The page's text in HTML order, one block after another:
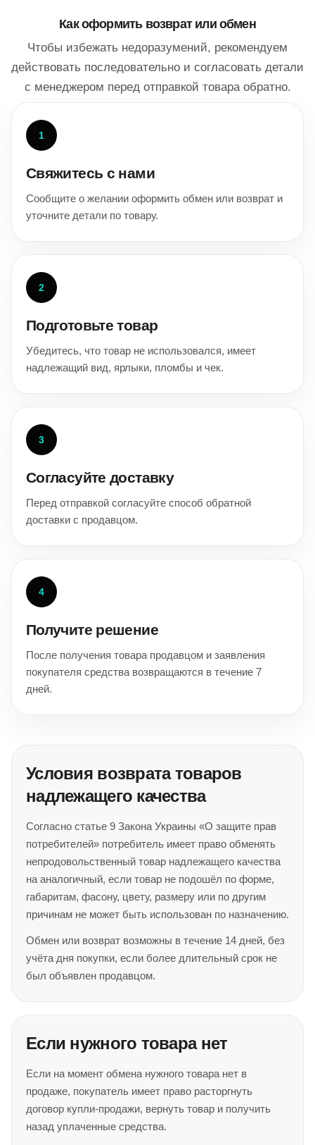
Как оформить возврат или обмен
Чтобы избежать недоразумений, рекомендуем
действовать последовательно и согласовать детали
с менеджером перед отправкой товара обратно.
1
Свяжитесь с нами
Сообщите о желании оформить обмен или возврат и
уточните детали по товару.
2
Подготовьте товар
Убедитесь, что товар не использовался, имеет
надлежащий вид, ярлыки, пломбы и чек.
3
Согласуйте доставку
Перед отправкой согласуйте способ обратной
доставки с продавцом.
4
Получите решение
После получения товара продавцом и заявления
покупателя средства возвращаются в течение 7
дней.
Условия возврата товаров
надлежащего качества
Согласно статье 9 Закона Украины «О защите прав
потребителей» потребитель имеет право обменять
непродовольственный товар надлежащего качества
на аналогичный, если товар не подошёл по форме,
габаритам, фасону, цвету, размеру или по другим
причинам не может быть использован по назначению.
Обмен или возврат возможны в течение 14 дней, без
учёта дня покупки, если более длительный срок не
был объявлен продавцом.
Если нужного товара нет
Если на момент обмена нужного товара нет в
продаже, покупатель имеет право расторгнуть
договор купли-продажи, вернуть товар и получить
назад уплаченные средства.